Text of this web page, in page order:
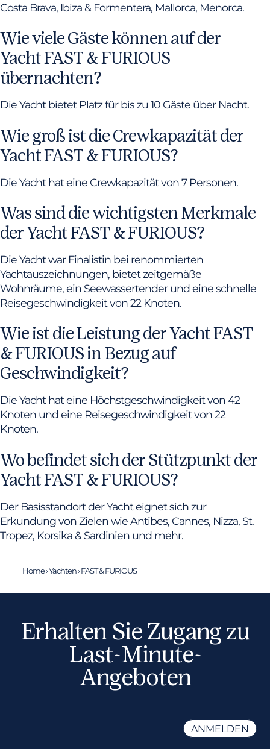
Costa Brava, Ibiza & Formentera, Mallorca, Menorca.
Wie viele Gäste können auf der
Yacht FAST & FURIOUS
übernachten?
Die Yacht bietet Platz für bis zu 10 Gäste über Nacht.
Wie groß ist die Crewkapazität der
Yacht FAST & FURIOUS?
Die Yacht hat eine Crewkapazität von 7 Personen.
Was sind die wichtigsten Merkmale
der Yacht FAST & FURIOUS?
Die Yacht war Finalistin bei renommierten
Yachtauszeichnungen, bietet zeitgemäße
Wohnräume, ein Seewassertender und eine schnelle
Reisegeschwindigkeit von 22 Knoten.
Wie ist die Leistung der Yacht FAST
& FURIOUS in Bezug auf
Geschwindigkeit?
Die Yacht hat eine Höchstgeschwindigkeit von 42
Knoten und eine Reisegeschwindigkeit von 22
Knoten.
Wo befindet sich der Stützpunkt der
Yacht FAST & FURIOUS?
Der Basisstandort der Yacht eignet sich zur
Erkundung von Zielen wie Antibes, Cannes, Nizza, St.
Tropez, Korsika & Sardinien und mehr.
Home›Yachten›FAST & FURIOUS
Erhalten Sie Zugang zu
Last-Minute-
Angeboten